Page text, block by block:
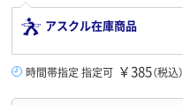
アスクル在庫商品
時間帯指定 指定可 ￥385（税込）